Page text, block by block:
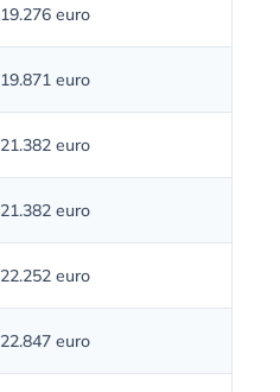
19.276 euro
19.871 euro
21.382 euro
21.382 euro
22.252 euro
22.847 euro